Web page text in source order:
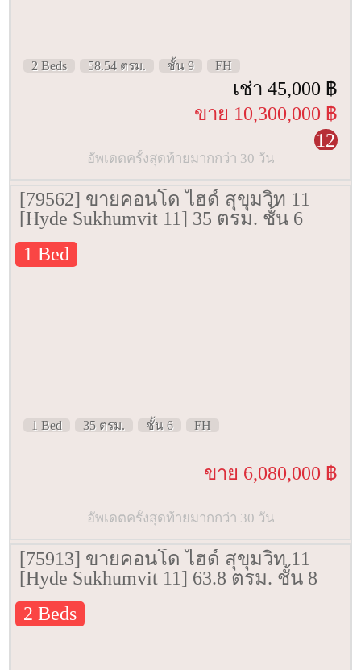
2 Beds 58.54 ตรม. ชั้น 9 FH
เช่า 45,000 ฿
ขาย 10,300,000 ฿
12
อัพเดตครั้งสุดท้ายมากกว่า 30 วัน
[79562] ขายคอนโด ไฮด์ สุขุมวิท 11
[Hyde Sukhumvit 11] 35 ตรม. ชั้น 6
1 Bed
1 Bed 35 ตรม. ชั้น 6 FH
ขาย 6,080,000 ฿
อัพเดตครั้งสุดท้ายมากกว่า 30 วัน
[75913] ขายคอนโด ไฮด์ สุขุมวิท 11
[Hyde Sukhumvit 11] 63.8 ตรม. ชั้น 8
2 Beds